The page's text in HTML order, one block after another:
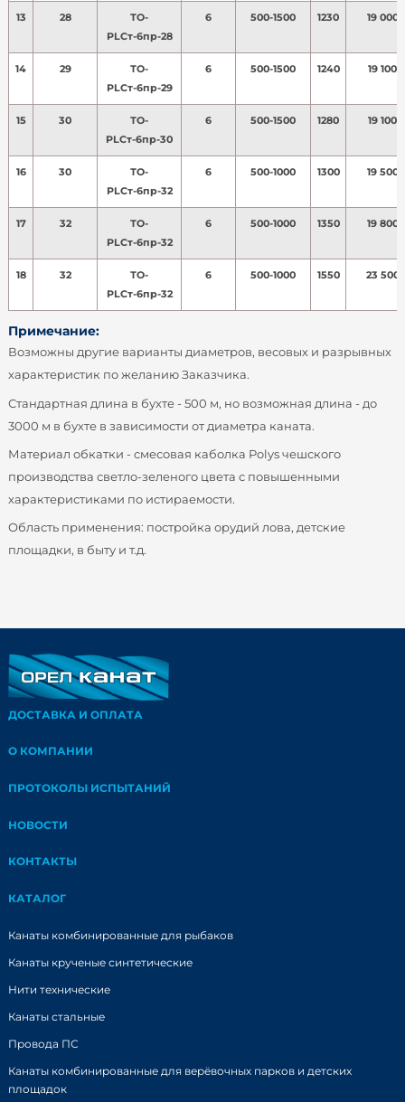
13 28
ТО-
PLСт-6пр-28
6 500-1500 1230 19 000
14 29
ТО-
PLСт-6пр-29
6 500-1500 1240 19 100
15 30
ТО-
PLСт-6пр-30
6 500-1500 1280 19 100
16 30
ТО-
PLСт-6пр-32
6 500-1000 1300 19 500
17 32
ТО-
PLСт-6пр-32
6 500-1000 1350 19 800
18 32
ТО-
PLСт-6пр-32
6 500-1000 1550 23 500
Примечание:
Возможны другие варианты диаметров, весовых и разрывных
характеристик по желанию Заказчика.
Стандартная длина в бухте - 500 м, но возможная длина - до
3000 м в бухте в зависимости от диаметра каната.
Материал обкатки - смесовая каболка Polys чешского
производства светло-зеленого цвета с повышенными
характеристиками по истираемости.
Область применения: постройка орудий лова, детские
площадки, в быту и т.д.
ДОСТАВКА И ОПЛАТА
О КОМПАНИИ
ПРОТОКОЛЫ ИСПЫТАНИЙ
НОВОСТИ
КОНТАКТЫ
КАТАЛОГ
Канаты комбинированные для рыбаков
Канаты крученые синтетические
Нити технические
Канаты стальные
Провода ПС
Канаты комбинированные для верёвочных парков и детских
площадок